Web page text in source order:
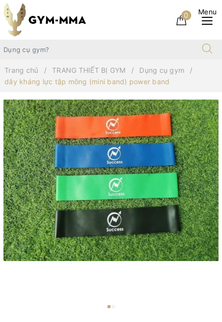
0
Trang chủ TRANG THIẾT BỊ GYM
Dụng cụ gym
dây kháng lực tập mông (mini band) power band